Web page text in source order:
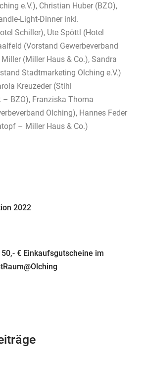
e.V.), Christian Huber (BZO),
Light-Dinner inkl.
Schiller), Ute Spöttl (Hotel
(Vorstand Gewerbeverband
(Miller Haus & Co.), Sandra
Stadtmarketing Olching e.V.)
Kreuzeder (Stihl
– BZO), Franziska Thoma
Olching), Hannes Feder
– Miller Haus & Co.)
2022
€ Einkaufsgutscheine im